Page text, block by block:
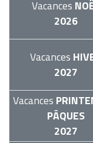
Vacances
2026
Vacances
2027
Vacances
PÂQUES
2027